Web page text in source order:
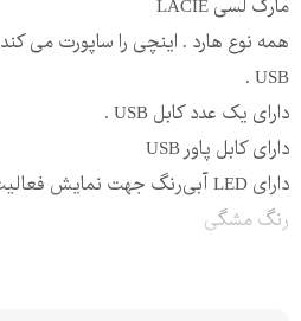
مارک لسی LACIE
همه نوع هارد . اینچی را ساپورت می کند
USB .
دارای یک عدد کابل USB .
دارای کابل پاور USB
دارای LED آبی‌رنگ جهت نمایش فعالیت هارددیسک
رنگ مشگی